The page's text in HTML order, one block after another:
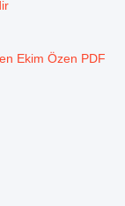
Ekim Özen PDF